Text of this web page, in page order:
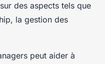
des aspects tels que
la gestion des
peut aider à